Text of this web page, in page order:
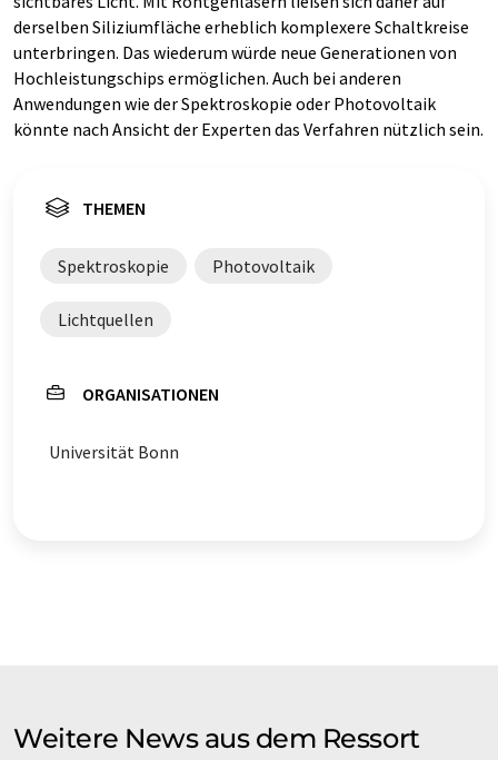
derselben Siliziumfläche erheblich komplexere Schaltkreise
unterbringen. Das wiederum würde neue Generationen von
Hochleistungschips ermöglichen. Auch bei anderen
Anwendungen wie der Spektroskopie oder Photovoltaik
könnte nach Ansicht der Experten das Verfahren nützlich sein.
THEMEN
Spektroskopie Photovoltaik
Lichtquellen
ORGANISATIONEN
Universität Bonn
Weitere News aus dem Ressort